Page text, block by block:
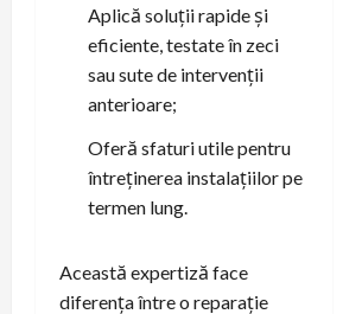
Aplică soluții rapide și
eficiente, testate în zeci
sau sute de intervenții
anterioare;
Oferă sfaturi utile pentru
întreținerea instalațiilor pe
termen lung.
Această expertiză face
diferența între o reparație